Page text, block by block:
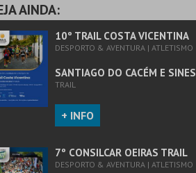
AINDA:
10º TRAIL COSTA VICENTINA
DESPORTO & AVENTURA | ATLETISMO
SANTIAGO DO CACÉM E SINES
TRAIL
+ INFO
7º CONSILCAR OEIRAS TRAIL
DESPORTO & AVENTURA | ATLETISMO